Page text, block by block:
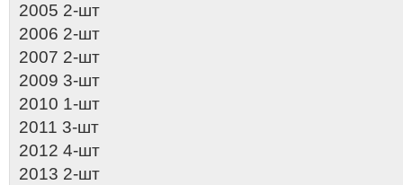
2005 2-шт
2006 2-шт
2007 2-шт
2009 3-шт
2010 1-шт
2011 3-шт
2012 4-шт
2013 2-шт